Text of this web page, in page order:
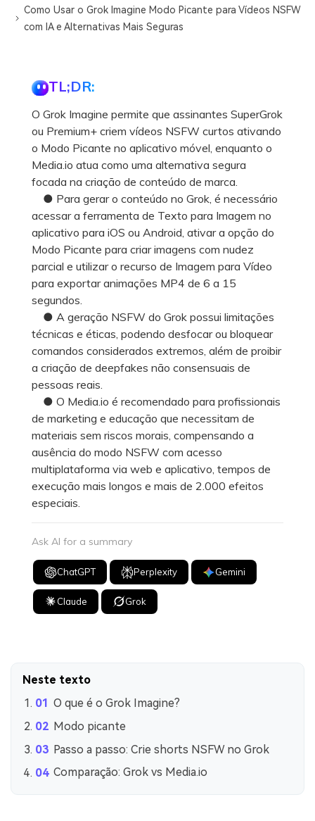
Como Usar o Grok Imagine Modo Picante para Vídeos NSFW
com IA e Alternativas Mais Seguras
TL;DR:
O Grok Imagine permite que assinantes SuperGrok
ou Premium+ criem vídeos NSFW curtos ativando
o Modo Picante no aplicativo móvel, enquanto o
Media.io atua como uma alternativa segura
focada na criação de conteúdo de marca.
● Para gerar o conteúdo no Grok, é necessário
acessar a ferramenta de Texto para Imagem no
aplicativo para iOS ou Android, ativar a opção do
Modo Picante para criar imagens com nudez
parcial e utilizar o recurso de Imagem para Vídeo
para exportar animações MP4 de 6 a 15
segundos.
● A geração NSFW do Grok possui limitações
técnicas e éticas, podendo desfocar ou bloquear
comandos considerados extremos, além de proibir
a criação de deepfakes não consensuais de
pessoas reais.
● O Media.io é recomendado para profissionais
de marketing e educação que necessitam de
materiais sem riscos morais, compensando a
ausência do modo NSFW com acesso
multiplataforma via web e aplicativo, tempos de
execução mais longos e mais de 2.000 efeitos
especiais.
Ask AI for a summary
ChatGPT Perplexity Gemini
Claude Grok
Neste texto
O que é o Grok Imagine?
Modo picante
Passo a passo: Crie shorts NSFW no Grok
Comparação: Grok vs Media.io